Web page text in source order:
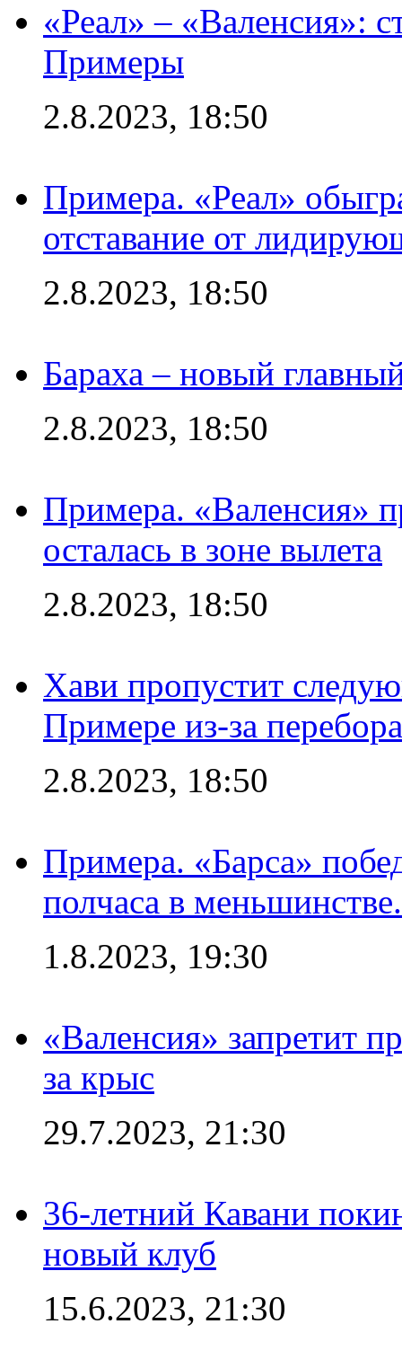
«Реал» – «Валенсия»:
Примеры
2.8.2023, 18:50
Примера. «Реал»
отставание от
2.8.2023, 18:50
Бараха – новый
2.8.2023, 18:50
Примера. «Валенсия»
осталась в зоне вылета
2.8.2023, 18:50
Хави пропустит
Примере из-за
2.8.2023, 18:50
Примера. «Барса»
полчаса в
1.8.2023, 19:30
«Валенсия» запретит
за крыс
29.7.2023, 21:30
36-летний Кавани
новый клуб
15.6.2023, 21:30